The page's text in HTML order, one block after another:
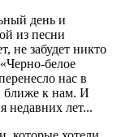
день и
из песни
не забудет никто
белое
нас в
ближе к нам. И
недавних лет...